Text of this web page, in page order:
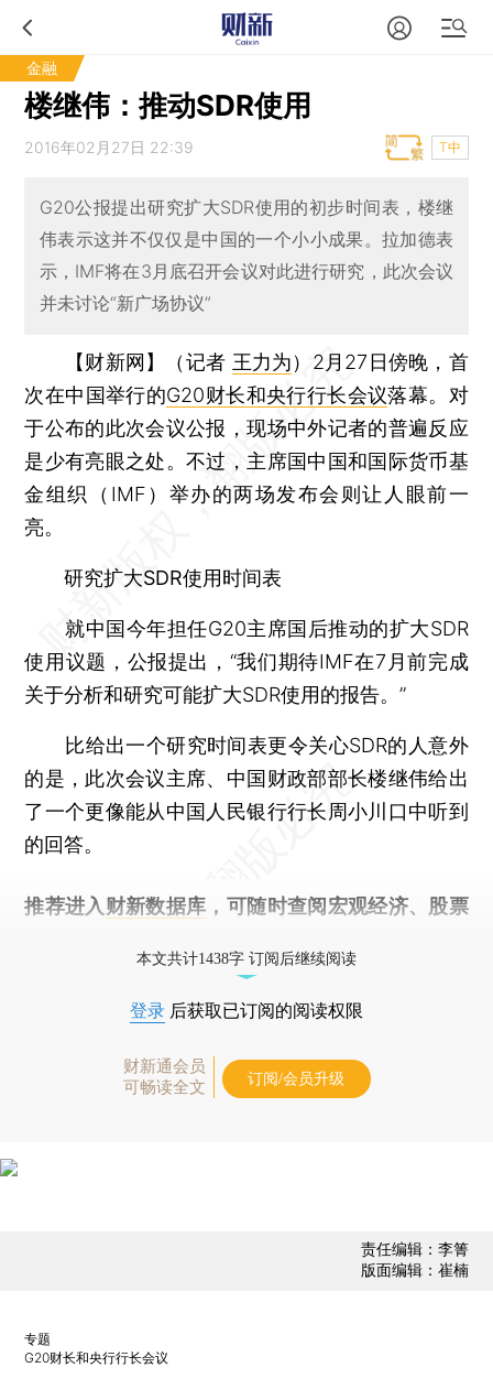
金融
楼继伟：推动SDR使用
2016年02月27日 22:39 T中
G20公报提出研究扩大SDR使用的初步时间表，楼继
伟表示这并不仅仅是中国的一个小小成果。拉加德表
示，IMF将在3月底召开会议对此进行研究，此次会议
并未讨论“新广场协议”
【财新网】（记者 王力为） 2月27日傍晚，首
次在中国举行的G20财长和央行行长会议落幕。对
于公布的此次会议公报，现场中外记者的普遍反应
是少有亮眼之处。不过，主席国中国和国际货币基
金组织（IMF）举办的两场发布会则让人眼前一
亮。
研究扩大SDR使用时间表
就中国今年担任G20主席国后推动的扩大SDR
使用议题，公报提出，“我们期待IMF在7月前完成
关于分析和研究可能扩大SDR使用的报告。”
比给出一个研究时间表更令关心SDR的人意外
的是，此次会议主席、中国财政部部长楼继伟给出
了一个更像能从中国人民银行行长周小川口中听到
的回答。
推荐进入 财新数据库 ，可随时查阅宏观经济、股票
本文共计1438字 订阅后继续阅读
登录 后获取已订阅的阅读权限
财新通会员
可畅读全文
订阅/会员升级
责任编辑：李箐
版面编辑：崔楠
专题
G20财长和央行行长会议